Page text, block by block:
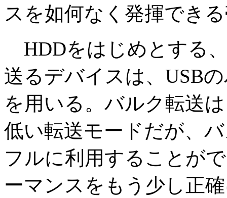
スを如何なく発揮でき
HDDをはじめとする
送るデバイスは、USB
を用いる。バルク転送
低い転送モードだが、
フルに利用することが
ーマンスをもう少し正